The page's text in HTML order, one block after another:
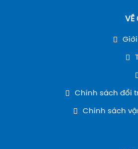
VỀ
Chính sách đổi
Chính sách